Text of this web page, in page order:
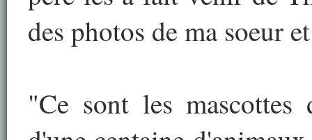
des photos de ma soeur
"Ce sont les